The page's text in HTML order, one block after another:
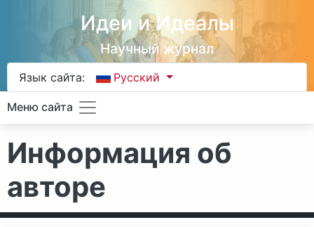
Идеи и Идеалы
Научный журнал
Язык сайта: Русский
Меню сайта
Информация об
авторе